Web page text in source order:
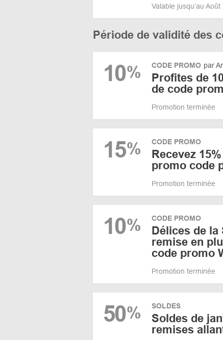
Valable jusqu’au
Période de validité des
10% CODE PROMO par
Profites de
de code
Promotion terminée
15% CODE PROMO
Recevez
promo code
Promotion terminée
10% CODE PROMO
Délices de la
remise en
code promo
Promotion terminée
50% SOLDES
Soldes de
remises